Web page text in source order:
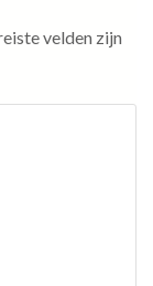
velden zijn